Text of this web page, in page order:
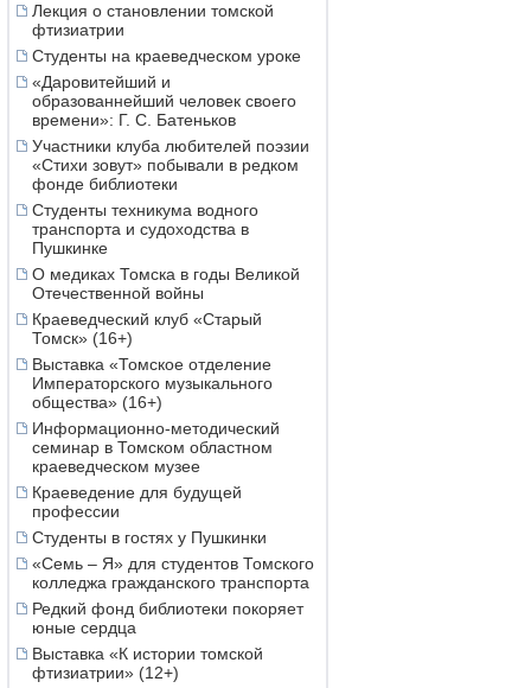
Лекция о становлении томской
фтизиатрии
Студенты на краеведческом уроке
«Даровитейший и
образованнейший человек своего
времени»: Г. С. Батеньков
Участники клуба любителей поэзии
«Стихи зовут» побывали в редком
фонде библиотеки
Студенты техникума водного
транспорта и судоходства в
Пушкинке
О медиках Томска в годы Великой
Отечественной войны
Краеведческий клуб «Старый
Томск» (16+)
Выставка «Томское отделение
Императорского музыкального
общества» (16+)
Информационно-методический
семинар в Томском областном
краеведческом музее
Краеведение для будущей
профессии
Студенты в гостях у Пушкинки
«Семь – Я» для студентов Томского
колледжа гражданского транспорта
Редкий фонд библиотеки покоряет
юные сердца
Выставка «К истории томской
фтизиатрии» (12+)